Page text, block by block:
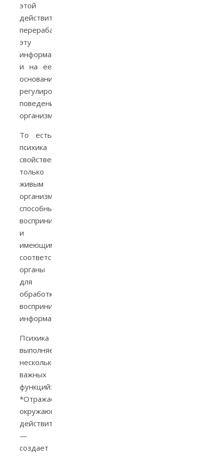
этой
действительности,
перерабатывать
эту
информации
и на ее
основании
регулировать
поведение
организма.
То есть
психика
свойственна
только
живым
организмам
способным
воспринимать
и
имеющим
соответствующие
органы
для
обработки
воспринимаемой
информации.
Психика
выполняет
несколько
важных
функций:
*Отражает
окружающую
действительность
—
создает